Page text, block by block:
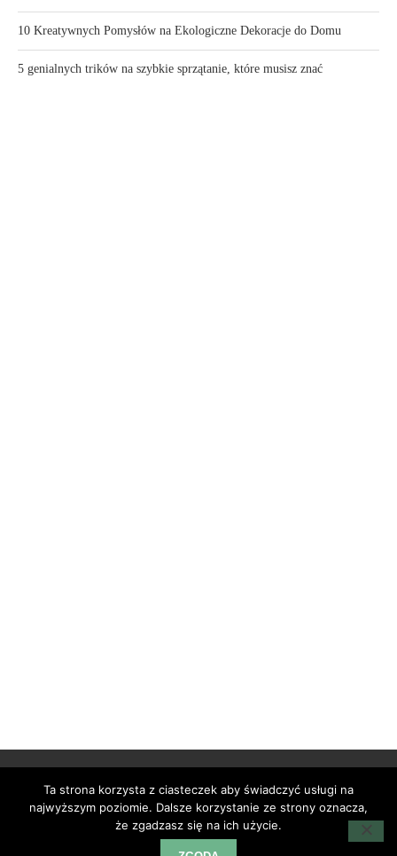
10 Kreatywnych Pomysłów na Ekologiczne Dekoracje do Domu
5 genialnych trików na szybkie sprzątanie, które musisz znać
@2024 - 1001 pomysłów. All Right Reserved.
Ta strona korzysta z ciasteczek aby świadczyć usługi na
najwyższym poziomie. Dalsze korzystanie ze strony oznacza,
że zgadzasz się na ich użycie.